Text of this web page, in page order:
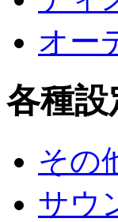
オー
各種
その
サウ